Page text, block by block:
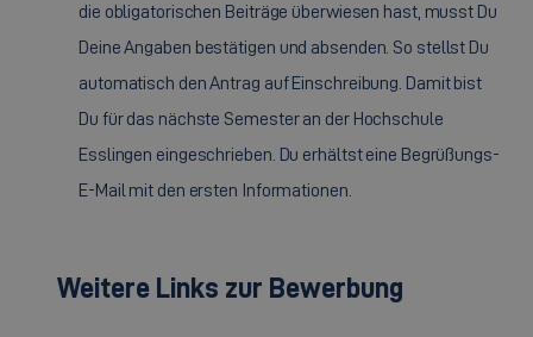
die obligatorischen Beiträge überwiesen hast, musst Du
Deine Angaben bestätigen und absenden. So stellst Du
automatisch den Antrag auf Einschreibung. Damit bist
Du für das nächste Semester an der Hochschule
Esslingen eingeschrieben. Du erhältst eine Begrüßungs-
E-Mail mit den ersten Informationen.
Weitere Links zur Bewerbung